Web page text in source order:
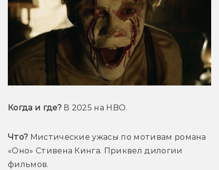
Когда и где? В 2025 на HBO.
Что? Мистические ужасы по мотивам романа
«Оно» Стивена Кинга. Приквел дилогии
фильмов.